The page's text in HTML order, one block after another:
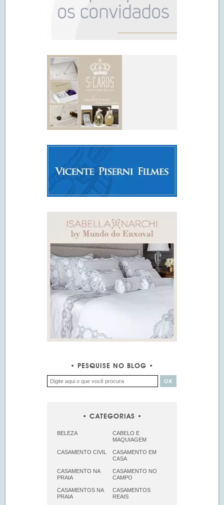
PESQUISE NO BLOG
CATEGORIAS
BELEZA
CABELO E
MAQUIAGEM
CASAMENTO CIVIL
CASAMENTO EM
CASA
CASAMENTO NA
PRAIA
CASAMENTO NO
CAMPO
CASAMENTOS NA
PRAIA
CASAMENTOS
REAIS